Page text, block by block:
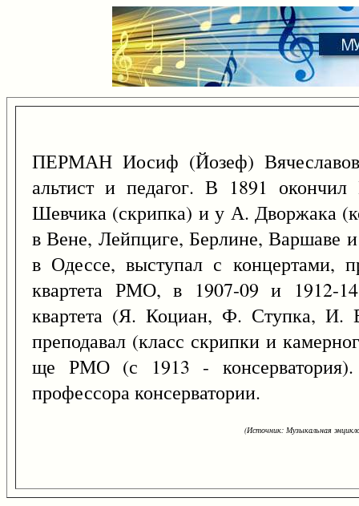
ПЕРМАН Иосиф (Йозеф)
альтист и педагог. В 1891
Шевчика (скрипка) и у А. Дворжака
в Вене, Лейпциге, Берлине, Варшаве
в Одессе, выступал с концертами,
квартета РМО, в 1907-09 и 1912-14
квартета (Я. Коциан, Ф. Ступка,
преподавал (класс скрипки и
ще РМО (с 1913 -
профессора консерватории.
(Источник: Музыкальная